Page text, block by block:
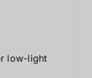
low-light